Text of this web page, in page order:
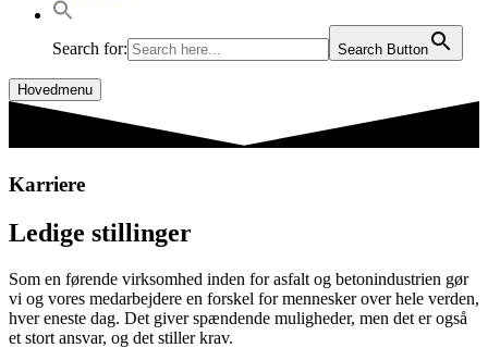
Search for: Search Button
Hovedmenu
Karriere
Ledige stillinger
Som en førende virksomhed inden for asfalt og betonindustrien gør
vi og vores medarbejdere en forskel for mennesker over hele verden,
hver eneste dag. Det giver spændende muligheder, men det er også
et stort ansvar, og det stiller krav.